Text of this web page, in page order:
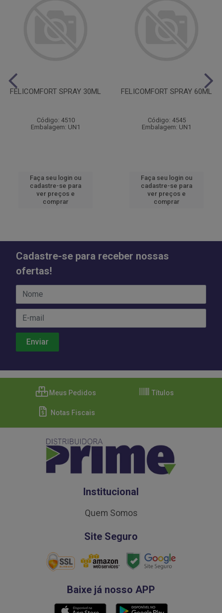
FELICOMFORT SPRAY 30ML
Código: 4510
Embalagem: UN1
Faça seu login ou
cadastre-se para
ver preços e
comprar
FELICOMFORT SPRAY 60ML
Código: 4545
Embalagem: UN1
Faça seu login ou
cadastre-se para
ver preços e
comprar
Cadastre-se para receber nossas
ofertas!
Meus Pedidos Títulos
Notas Fiscais
Institucional
Quem Somos
Site Seguro
Baixe já nosso APP